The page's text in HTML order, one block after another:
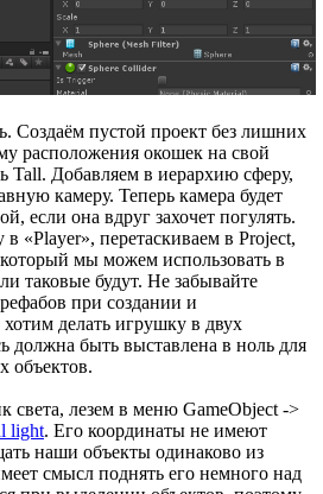
Создаём пустой проект без лишних
расположения окошек на свой
Tall. Добавляем в иерархию сферу,
камеру. Теперь камера будет
если она вдруг захочет погулять.
«Player», перетаскиваем в Project,
мы можем использовать в
таковые будут. Не забывайте
при создании и
делать игрушку в двух
должна быть выставлена в ноль для
объектов.
света, лезем в меню GameObject ->
light. Его координаты не имеют
наши объекты одинаково из
смысл поднять его немного над